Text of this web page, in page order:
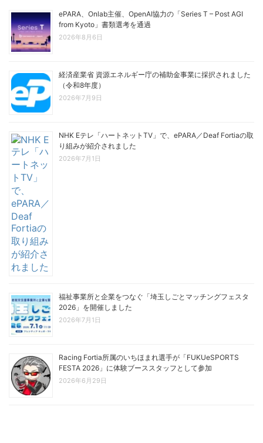
ePARA、Onlab主催、OpenAI協力の「Series T – Post AGI
from Kyoto」書類選考を通過
2026年8月6日
経済産業省 資源エネルギー庁の補助金事業に採択されました
（令和8年度）
2026年7月9日
NHK Eテレ「ハートネットTV」で、ePARA／Deaf Fortiaの取
り組みが紹介されました
2026年7月1日
福祉事業所と企業をつなぐ「埼玉しごとマッチングフェスタ
2026」を開催しました
2026年7月1日
Racing Fortia所属のいちほまれ選手が「FUKUeSPORTS
FESTA 2026」に体験ブーススタッフとして参加
2026年6月29日